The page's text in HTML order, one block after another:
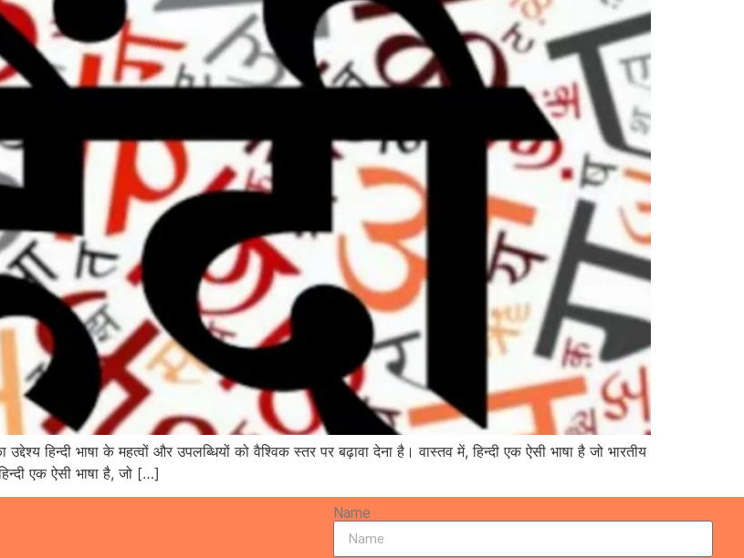
हिन्दी भाषा के महत्वों और उपलब्धियों को वैश्विक स्तर पर बढ़ावा देना है। वास्तव में, हिन्दी एक ऐसी भाषा है जो भारतीय
एक ऐसी भाषा है, जो […]
Name